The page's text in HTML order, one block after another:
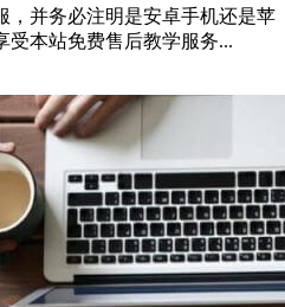
，并务必注明是安卓手机还是苹
受本站免费售后教学服务...